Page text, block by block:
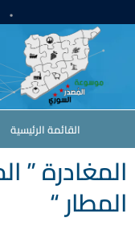
إلى
المحتوى
القائمة الرئيسية
المغادرة ”
المطار “